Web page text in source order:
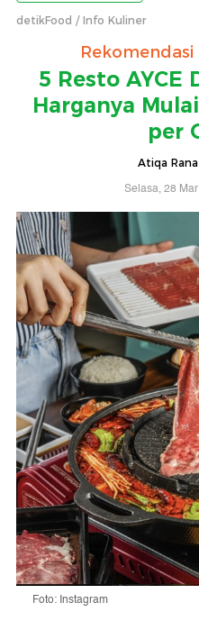
detikFood Info Kuliner
5 Resto AYCE
Harganya
per
Atiqa
Selasa, 28
Foto: Instagram